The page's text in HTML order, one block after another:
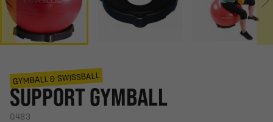
GYMBALL & SWISSBALL
SUPPORT GYMBALL
0483